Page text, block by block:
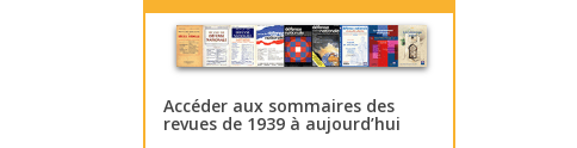
Accéder aux sommaires des
revues de 1939 à aujourd’hui